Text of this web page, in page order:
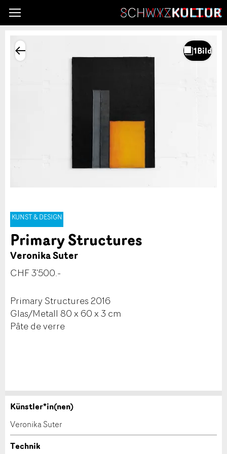
KUNST & DESIGN
Primary Structures
Veronika Suter
CHF 3'500.-
Primary Structures 2016
Glas/Metall 80 x 60 x 3 cm
Pâte de verre
Werk kaufen
Nehmen Sie mit diesem Formular direkt mit dem
Anzeige beanstanden
Ihr Feedback wird sehr geschätzt!
Künstler*in(nen)
Veronika Suter
Technik